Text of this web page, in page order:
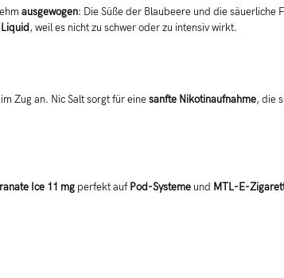
ausgewogen: Die Süße der Blaubeere und die
, weil es nicht zu schwer oder zu intensiv wirkt.
Zug an. Nic Salt sorgt für einesanfte Nikotinaufnahme, die
Ice 11 mg perfekt aufPod-Systeme und MTL-E-